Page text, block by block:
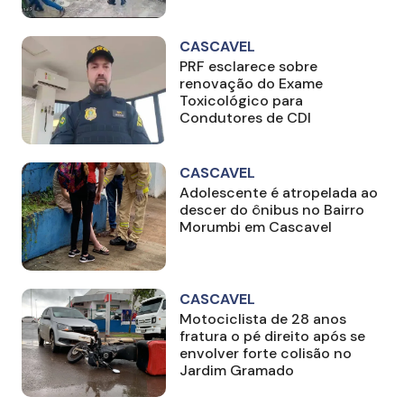
CASCAVEL
PRF esclarece sobre
renovação do Exame
Toxicológico para
Condutores de CDI
CASCAVEL
Adolescente é atropelada ao
descer do ônibus no Bairro
Morumbi em Cascavel
CASCAVEL
Motociclista de 28 anos
fratura o pé direito após se
envolver forte colisão no
Jardim Gramado